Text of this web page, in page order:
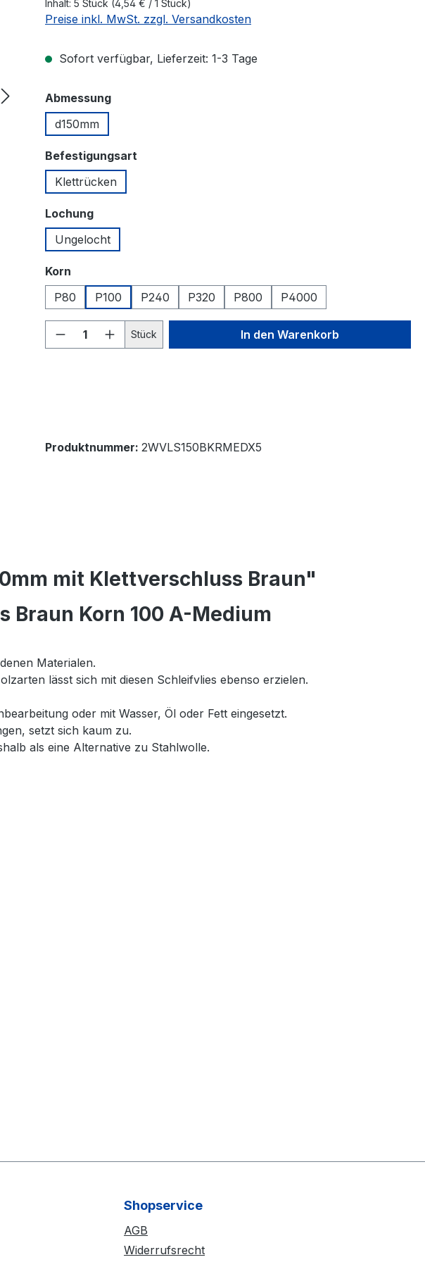
Inhalt: 5 Stück (4,54 € / 1 Stück)
Preise inkl. MwSt. zzgl. Versandkosten
Sofort verfügbar, Lieferzeit: 1-3 Tage
Abmessungauswählen
d150mm
Befestigungsart
Klettrücken
Lochungauswählen
Ungelocht
Korn
P80
P100 P240 P320 P800 P4000
Produkt Anzahl: Gib den gewünschten Wert
Stück In den Warenkorb
Produktnummer: 2WVLS150BKRMEDX5
mit Klettverschluss Braun"
Braun Korn 100 A-Medium
Materialen.
lässt sich mit diesen Schleifvlies ebenso erzielen.
oder mit Wasser, Öl oder Fett eingesetzt.
setzt sich kaum zu.
als eine Alternative zu Stahlwolle.
Shopservice
AGB
Widerrufsrecht